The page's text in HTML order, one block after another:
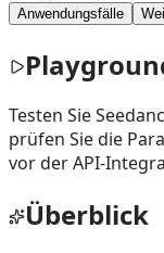
Anwendungsfälle
Testen Sie
prüfen Sie die
vor der API-
Überblick